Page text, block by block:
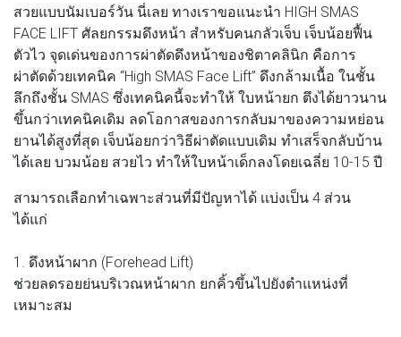
สวยแบบนัมเบอร์วัน นี่เลย ทางเราขอแนะนำ HIGH SMAS
FACE LIFT ศัลยกรรมดึงหน้า สำหรับคนกลัวเจ็บ เจ็บน้อยฟื้น
ตัวไว จุดเด่นของการผ่าตัดดึงหน้าของชิตาคลินิก คือการ
ผ่าตัดด้วยเทคนิค “High SMAS Face Lift” ดึงกล้ามเนื้อ ในชั้น
ลึกถึงชั้น SMAS ซึ่งเทคนิคนี้จะทำให้ ใบหน้ายก ตึงได้ยาวนาน
ขึ้นกว่าเทคนิคเดิม ลดโอกาสของการกลับมาของความหย่อน
ยานได้สูงที่สุด เจ็บน้อยกว่าวิธีผ่าตัดแบบเดิม ทำเสร็จกลับบ้าน
ได้เลย บวมน้อย สวยไว ทำให้ใบหน้าเด็กลงโดยเฉลี่ย 10-15 ปี
สามารถเลือกทำเฉพาะส่วนที่มีปัญหาได้ เเบ่งเป็น 4 ส่วน
ได้แก่
1. ดึงหน้าผาก (Forehead Lift)
ช่วยลดรอยย่นบริเวณหน้าผาก ยกคิ้วขึ้นไปยังตำแหน่งที่
เหมาะสม